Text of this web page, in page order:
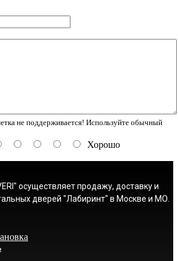
не поддерживается! Используйте обычный
Хорошо
осуществляет продажу, доставку и
дверей "Лабиринт" в Москве и МО.